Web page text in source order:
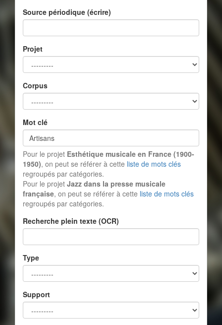
Source périodique (écrire)
Projet
Corpus
Mot clé
Pour le projet Esthétique musicale en France (1900-
1950), on peut se référer à cette liste de mots clés
regroupés par catégories.
Pour le projet Jazz dans la presse musicale
française, on peut se référer à cette liste de mots clés
regroupés par catégories.
Recherche plein texte (OCR)
Type
Support